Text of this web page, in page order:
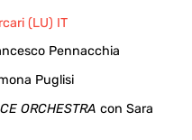
(LU) IT
Pennacchia
Puglisi
ORCHESTRA con Sara